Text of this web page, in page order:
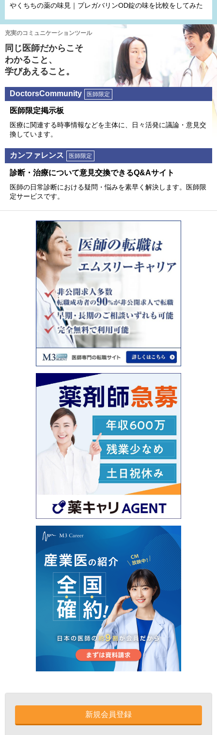
やくちちの薬の味見｜プレガバリンOD錠の味を比較をしてみた
充実のコミュニケーションツール
同じ医師だからこそ
わかること、
学びあえること。
DoctorsCommunity 医師限定
医師限定掲⽰板
医療に関連する時事情報などを主体に、⽇々活発に議論・意⾒交
換しています。
カンファレンス 医師限定
診断・治療について意⾒交換できるQ&Aサイト
医師の⽇常診断における疑問・悩みを素早く解決します。医師限
定サービスです。
新規会員登録